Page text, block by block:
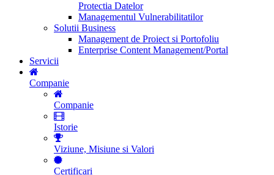
Protectia Datelor
Managementul Vulnerabilitatilor
Solutii Business
Management de Proiect si Portofoliu
Enterprise Content Management/Portal
Servicii
Companie
Companie
Istorie
Viziune, Misiune si Valori
Certificari